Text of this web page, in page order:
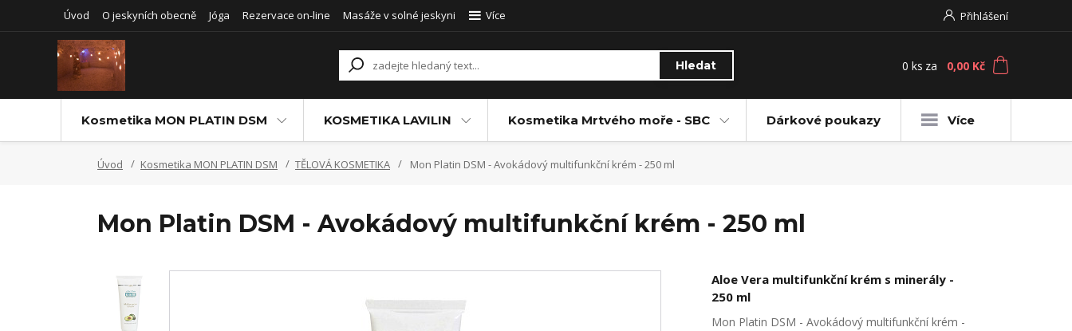
Úvod O jeskyních obecně Jóga Rezervace on-line Masáže v solné jeskyni Více Přihlášení
Hledat 0 ks za 0,00 Kč
Kosmetika MON PLATIN DSM KOSMETIKA LAVILIN Kosmetika Mrtvého moře - SBC Dárkové poukazy Více
Úvod Kosmetika MON PLATIN DSM TĚLOVÁ KOSMETIKA Mon Platin DSM - Avokádový multifunkční krém - 250 ml
Mon Platin DSM - Avokádový multifunkční krém - 250 ml
Aloe Vera multifunkční krém s minerály -
250 ml
Mon Platin DSM - Avokádový multifunkční krém -